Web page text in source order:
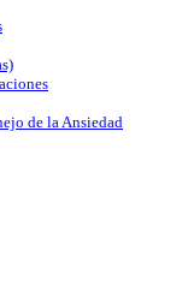
de la Ansiedad